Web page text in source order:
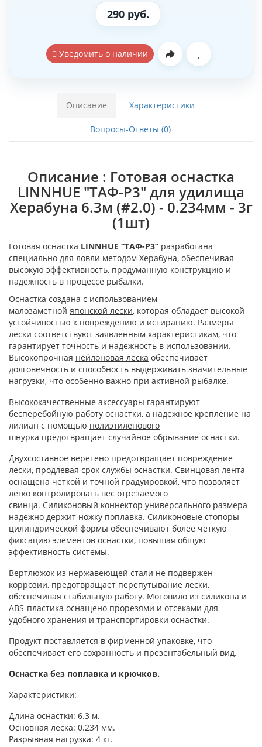
290 руб.
Уведомить о наличии
Описание Характеристики
Вопросы-Ответы (0)
Описание : Готовая оснастка
LINNHUE "ТАФ-P3" для удилища
Херабуна 6.3м (#2.0) - 0.234мм - 3г
(1шт)
Готовая оснастка LINNHUE “ТАФ-P3” разработана
специально для ловли методом Херабуна, обеспечивая
высокую эффективность, продуманную конструкцию и
надёжность в процессе рыбалки.
Оснастка создана с использованием
малозаметной японской лески, которая обладает высокой
устойчивостью к повреждению и истиранию. Размеры
лески соответствуют заявленным характеристикам, что
гарантирует точность и надежность в использовании.
Высокопрочная нейлоновая леска обеспечивает
долговечность и способность выдерживать значительные
нагрузки, что особенно важно при активной рыбалке.
Высококачественные аксессуары гарантируют
бесперебойную работу оснастки, а надежное крепление на
лилиан с помощью полиэтиленового
шнурка предотвращает случайное обрывание оснастки.
Двухсоставное веретено предотвращает повреждение
лески, продлевая срок службы оснастки. Свинцовая лента
оснащена четкой и точной градуировкой, что позволяет
легко контролировать вес отрезаемого
свинца. Силиконовый коннектор универсального размера
надежно держит ножку поплавка. Силиконовые стопоры
цилиндрической формы обеспечивают более четкую
фиксацию элементов оснастки, повышая общую
эффективность системы.
Вертлюжок из нержавеющей стали не подвержен
коррозии, предотвращает перепутывание лески,
обеспечивая стабильную работу. Мотовило из силикона и
ABS-пластика оснащено прорезями и отсеками для
удобного хранения и транспортировки оснастки.
Продукт поставляется в фирменной упаковке, что
обеспечивает его сохранность и презентабельный вид.
Оснастка без поплавка и крючков.
Характеристики:
Длина оснастки: 6.3 м.
Основная леска: 0.234 мм.
Разрывная нагрузка: 4 кг.